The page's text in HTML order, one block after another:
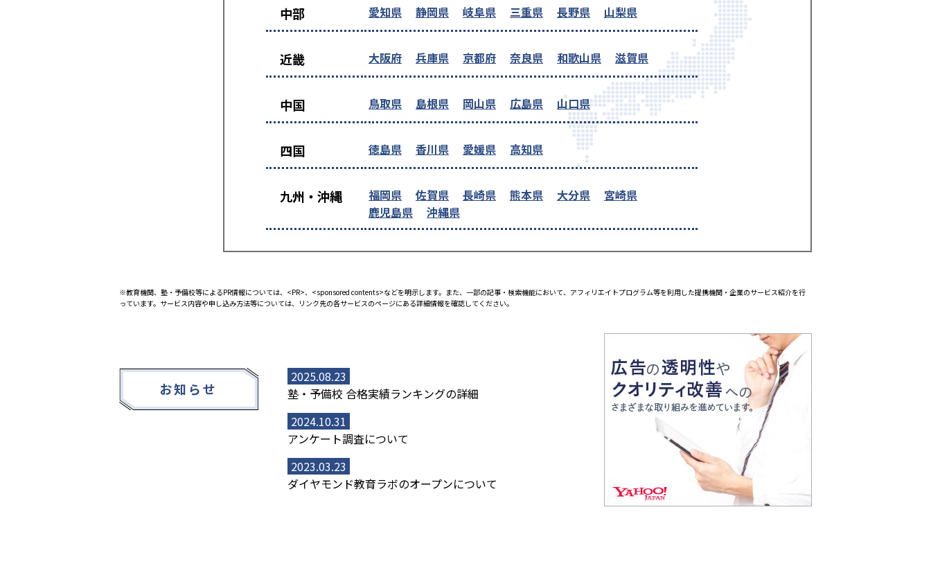
中部 愛知県 静岡県 岐阜県 三重県 長野県 山梨県
近畿 大阪府 兵庫県 京都府 奈良県 和歌山県 滋賀県
中国 鳥取県 島根県 岡山県 広島県 山口県
四国 徳島県 香川県 愛媛県 高知県
九州・沖縄 福岡県 佐賀県 長崎県 熊本県 大分県
宮崎県
鹿児島県
沖縄県
※教育機関、塾・予備校等によるPR情報については、<PR>、<sponsored contents>などを明示します。また、一部の記事・検索機能において、アフィリエイトプログラム等を利用した提携機関・企業のサービス紹介を行
っています。サービス内容や申し込み方法等については、リンク先の各サービスのページにある詳細情報を確認してください。
お知らせ
2025.08.23
塾・予備校 合格実績ランキングの詳細
2024.10.31
アンケート調査について
2023.03.23
ダイヤモンド教育ラボのオープンについて